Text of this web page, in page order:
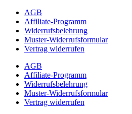
AGB
Affiliate-Programm
Widerrufsbelehrung
Muster-Widerrufsformular
Vertrag widerrufen
AGB
Affiliate-Programm
Widerrufsbelehrung
Muster-Widerrufsformular
Vertrag widerrufen